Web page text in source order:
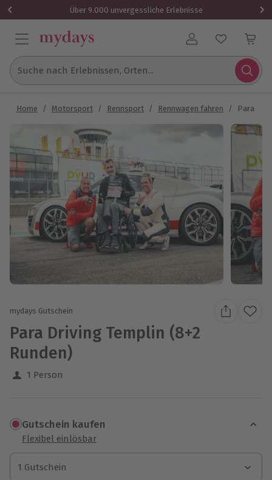
Über 9.000 unvergessliche Erlebnisse
Benutzerkonto
Suche nach Erlebnissen, Orten...
Home / Motorsport / Rennsport / Rennwagen fahren / Para
mydays Gutschein
Para Driving Templin (8+2
Runden)
1 Person
Gutschein kaufen
Flexibel einlösbar
1 Gutschein
1 Gutschein
1 Gutschein